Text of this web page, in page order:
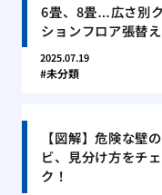
6畳、8畳…広さ別
ションフロア張替
2025.07.19
未分類
【図解】危険な壁
ビ、見分け方をチ
ク！